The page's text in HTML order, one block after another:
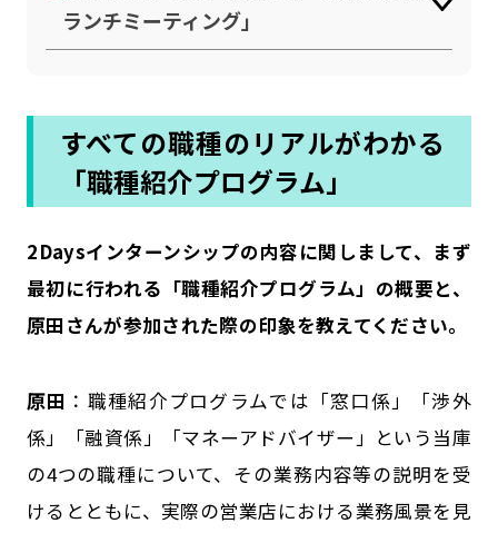
ランチミーティング」
すべての職種のリアルがわかる
「職種紹介プログラム」
――2Daysインターンシップの内容に関しまして、まず
最初に行われる「職種紹介プログラム」の概要と、
原田さんが参加された際の印象を教えてください。
原田 ：職種紹介プログラムでは「窓口係」「渉外
係」「融資係」「マネーアドバイザー」という当庫
の4つの職種について、その業務内容等の説明を受
けるとともに、実際の営業店における業務風景を見